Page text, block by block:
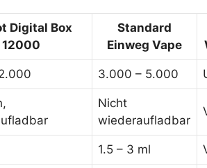
Digital Box
12000
Standard
Einweg Vape
3.000 – 5.000
Nicht
wiederaufladbar
1.5 – 3 ml